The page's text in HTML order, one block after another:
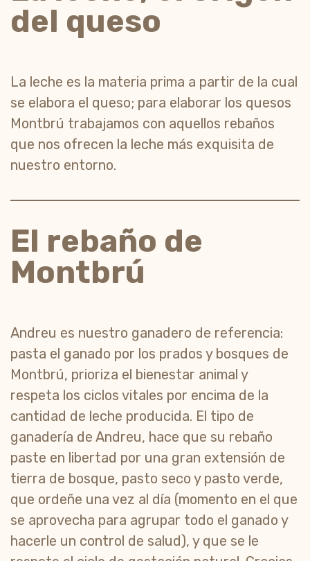
del queso
La leche es la materia prima a partir de la cual
se elabora el queso; para elaborar los quesos
Montbrú trabajamos con aquellos rebaños
que nos ofrecen la leche más exquisita de
nuestro entorno.
El rebaño de
Montbrú
Andreu es nuestro ganadero de referencia:
pasta el ganado por los prados y bosques de
Montbrú, prioriza el bienestar animal y
respeta los ciclos vitales por encima de la
cantidad de leche producida. El tipo de
ganadería de Andreu, hace que su rebaño
paste en libertad por una gran extensión de
tierra de bosque, pasto seco y pasto verde,
que ordeñe una vez al día (momento en el que
se aprovecha para agrupar todo el ganado y
hacerle un control de salud), y que se le